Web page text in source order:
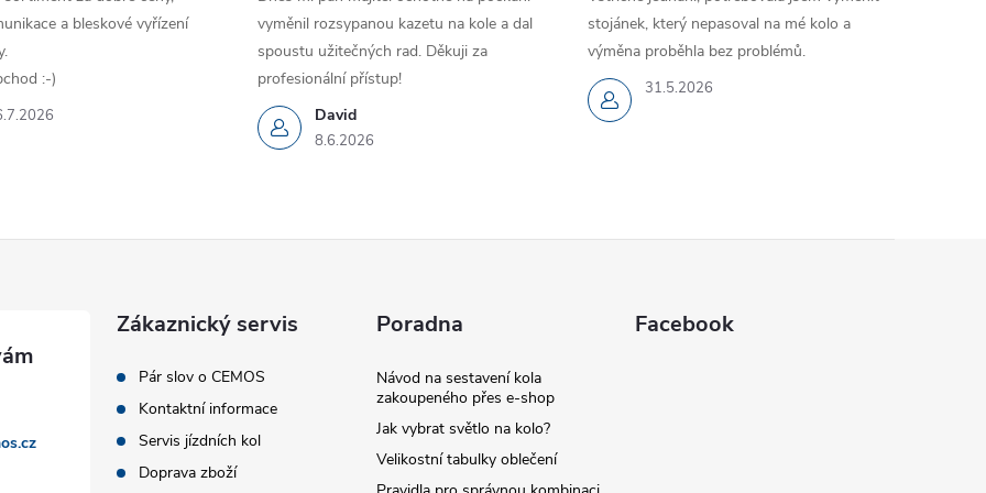
a bleskové vyřízení
:-)
David
8.6.2026
vyměnil rozsypanou kazetu na kole a dal
spoustu užitečných rad. Děkuji za
profesionální přístup!
31.5.2026
stojánek, který nepasoval na mé kolo a
výměna proběhla bez problémů.
Zákaznický servis
Pár slov o CEMOS
Kontaktní informace
Servis jízdních kol
Doprava zboží
Poradna
Návod na sestavení kola
zakoupeného přes e-shop
Jak vybrat světlo na kolo?
Velikostní tabulky oblečení
Facebook